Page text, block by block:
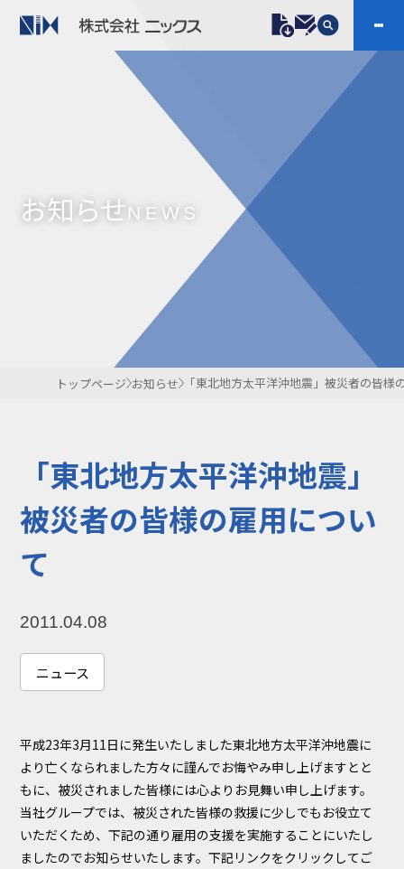
プラスチックファスナー 機構部品
ケーブルマーカー
樹脂継手、配管施工
防虫忌避製品ARINIX
プリント基板実装関連
会社案内
IR
お問い合わせ 開発・導入実績
よくあるご質問
NIXのサスティナ
環境負荷物質調
お知らせNEWS
トップページ お知らせ 「東北地方太平洋沖地震」被災者の皆様
「東北地方太平洋沖地震」
被災者の皆様の雇用につい
て
2011.04.08
ニュース
平成23年3月11日に発生いたしました東北地方太平洋沖地震に
より亡くなられました方々に謹んでお悔やみ申し上げますとと
もに、被災されました皆様には心よりお見舞い申し上げます。
当社グループでは、被災された皆様の救援に少しでもお役立て
いただくため、下記の通り雇用の支援を実施することにいたし
ましたのでお知らせいたします。下記リンクをクリックしてご